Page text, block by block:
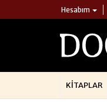
Hesabım
KITAPLAR